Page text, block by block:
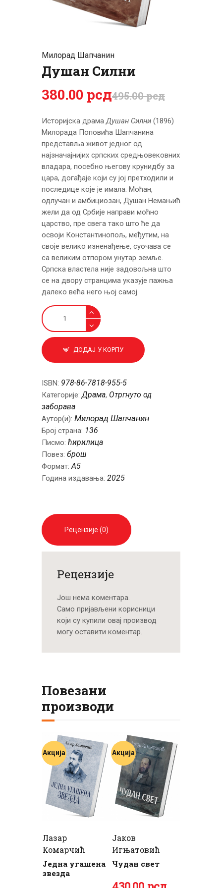
ЦЕНОВНИК
Милорад Шапчанин
Душан Силни
495.00рсд
380.00 рсд
Историјска драмаДушан Силни (1896)
Милорада Поповића Шапчанина
представља живот једног од
најзначајнијих српских средњовековних
владара, посебно његову крунидбу за
цара, догађаје који су јој претходили и
последице које је имала. Моћан,
одлучан и амбициозан, Душан Немањић
жели да од Србије направи моћно
царство, пре свега тако што ће да
освоји Константинопољ, међутим, на
своје велико изненађење, суочава се
са великим отпором унутар земље.
Српска властела није задовољна што
се на двору странцима указује пажња
далеко већа него њој самој.
Душан
Силни
количина
ДОДАЈ У КОРПУ
ISBN: 978-86-7818-955-5
Категорије:Драма, Отргнуто од
заборава
Аутор(и): Милорад Шапчанин
Број страна: 136
Писмо: ћирилица
Повез: брош
Формат:А5
Година издавања: 2025
Рецензије (0)
Рецензије
Још нема коментара.
Само пријављени корисници
који су купили овај производ
могу оставити коментар.
Повезани
производи
Акција
Лазар
Комарчић
Једна угашена
звезда
Акција
Јаков
Игњатовић
Чудан свет